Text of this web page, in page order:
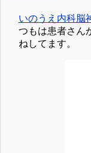
いのうえ内科脳
つもは患者さん
ねしてます。